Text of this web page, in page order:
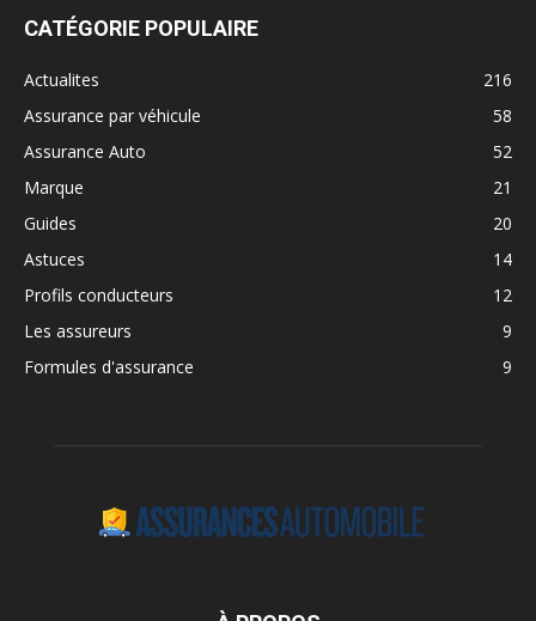
CATÉGORIE POPULAIRE
Actualites
216
Assurance par véhicule
58
Assurance Auto
52
Marque
21
Guides
20
Astuces
14
Profils conducteurs
12
Les assureurs
9
Formules d'assurance
9